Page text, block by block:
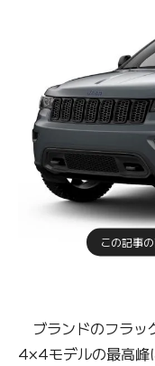
この記事
ブランドのフラッ
4×4モデルの最高峰